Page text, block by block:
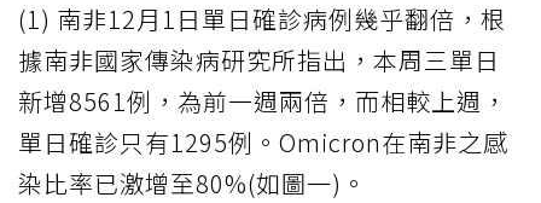
(1) 南非12月1日單日確診病例幾乎翻倍，根
據南非國家傳染病研究所指出，本周三單日
新增8561例，為前一週兩倍，而相較上週，
單日確診只有1295例。Omicron在南非之感
染比率已激增至80%(如圖一)。